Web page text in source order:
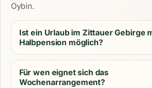
Oybin.
Ist ein Urlaub im Zittauer Gebirge
Halbpension möglich?
Für wen eignet sich das
Wochenarrangement?